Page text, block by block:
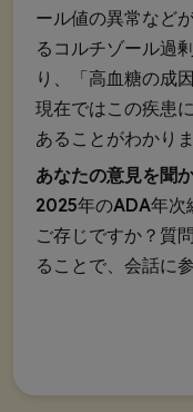
ール値の異常など
るコルチゾール過
り、「高血糖の成
現在ではこの疾患
あることがわかりま
あなたの意見を聞
2025年のADA年次
ご存じですか？質
ることで、会話に